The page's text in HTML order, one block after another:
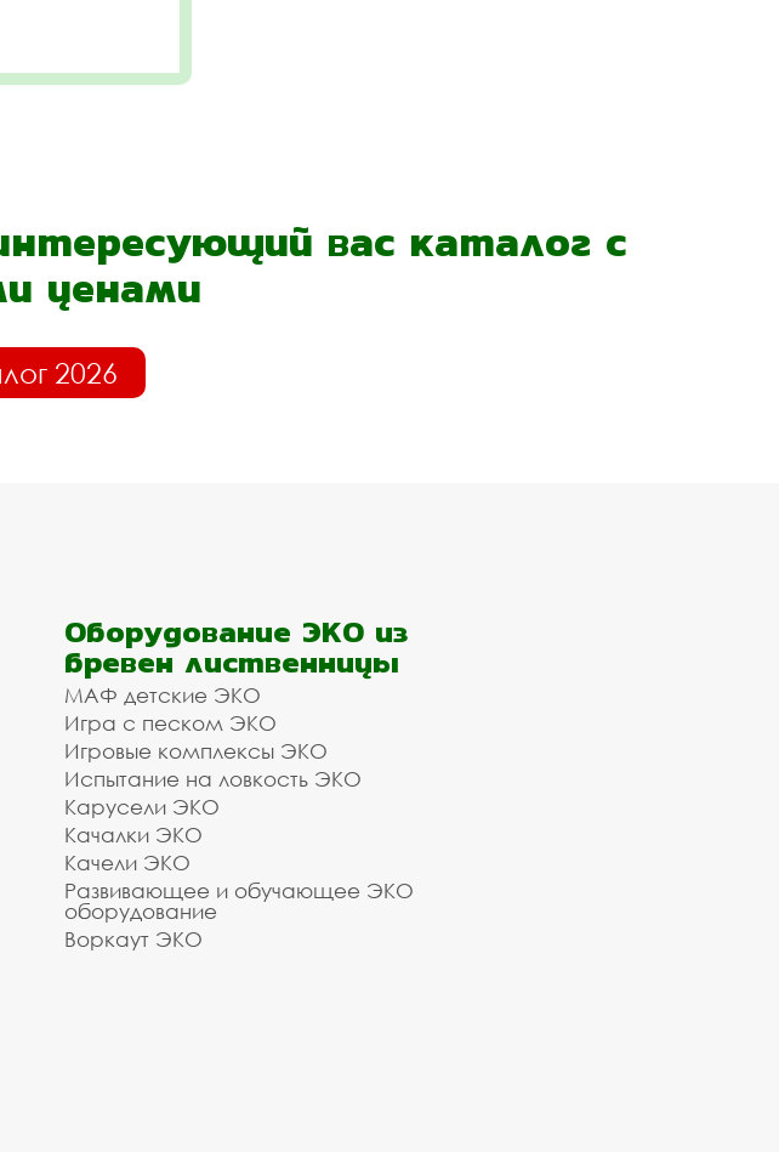
вас каталог с
ценами
2026
Оборудование ЭКО из
бревен лиственницы
МАФ детские ЭКО
Игра с песком ЭКО
Игровые комплексы ЭКО
Испытание на ловкость ЭКО
Карусели ЭКО
Качалки ЭКО
Качели ЭКО
Развивающее и обучающее ЭКО
оборудование
Воркаут ЭКО